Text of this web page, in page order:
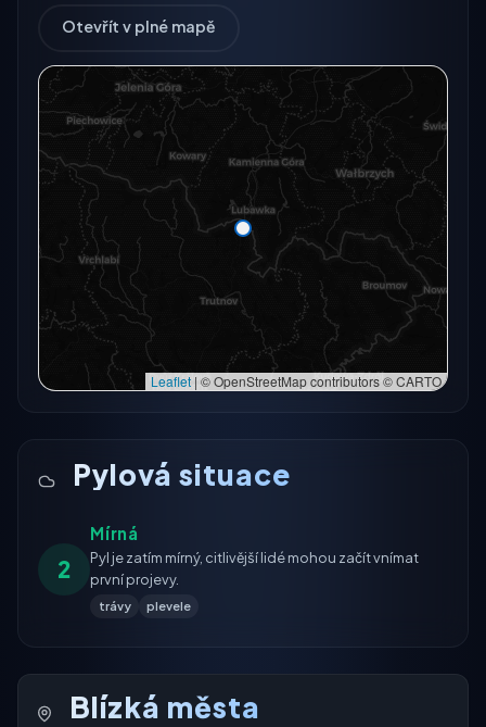
Otevřít v plné mapě
Radarový snímek momentálně není dostupný.
Otevřít v plné mapě
Zkusit znovu
Otevřít v plné mapě →
Leaflet | © OpenStreetMap contributors © CARTO
Pylová situace
2
Mírná
Pyl je zatím mírný, citlivější lidé mohou začít vnímat
první projevy.
trávy plevele
Blízká města